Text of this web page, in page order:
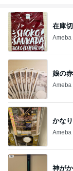
在庫
Ameba
娘の
Ameba
かな
Ameba
神が